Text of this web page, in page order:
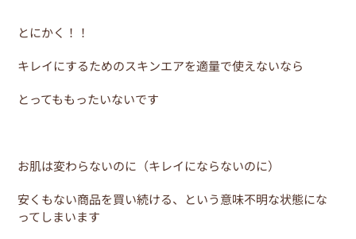
とにかく！！
キレイにするためのスキンエアを適量で使えないなら
とってももったいないです
お肌は変わらないのに（キレイにならないのに）
安くもない商品を買い続ける、という意味不明な状態にな
ってしまいます